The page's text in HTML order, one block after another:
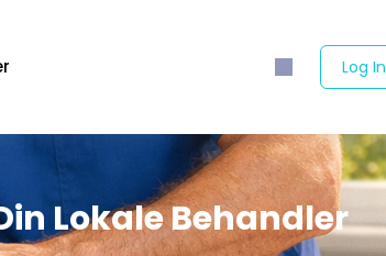
Log In
Lokale Behandler